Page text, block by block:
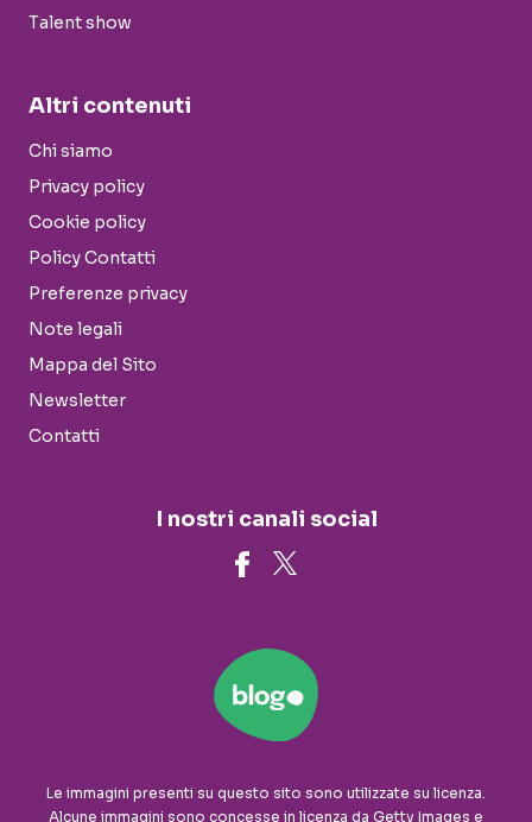
Talent show
Altri contenuti
Chi siamo
Privacy policy
Cookie policy
Policy Contatti
Preferenze privacy
Note legali
Mappa del Sito
Newsletter
Contatti
I nostri canali social
Le immagini presenti su questo sito sono utilizzate su licenza.
Alcune immagini sono concesse in licenza da Getty Images e